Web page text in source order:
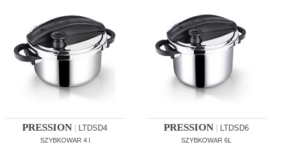
PRESSION LTDSD4
SZYBKOWAR 4 l
PRESSION LTDSD6
SZYBKOWAR 6L